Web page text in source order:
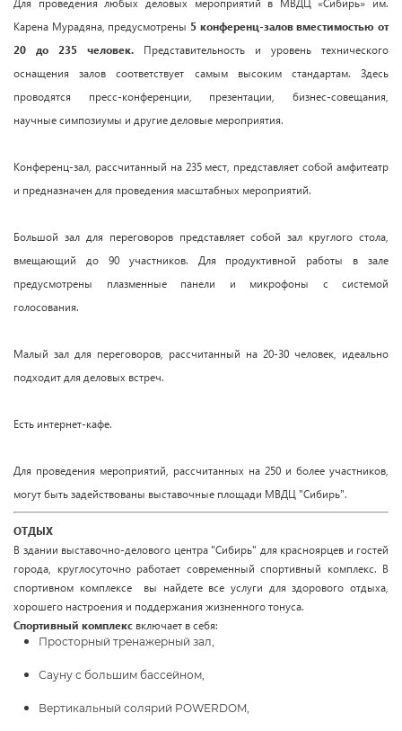
Для проведения любых деловых мероприятий в МВДЦ «Сибирь» им.
Карена Мурадяна, предусмотрены 5 конференц-залов вместимостью от
20 до 235 человек. Представительность и уровень технического
оснащения залов соответствует самым высоким стандартам. Здесь
проводятся пресс-конференции, презентации, бизнес-совещания,
научные симпозиумы и другие деловые мероприятия.
Конференц-зал, рассчитанный на 235 мест, представляет собой амфитеатр
и предназначен для проведения масштабных мероприятий.
Большой зал для переговоров представляет собой зал круглого стола,
вмещающий до 90 участников. Для продуктивной работы в зале
предусмотрены плазменные панели и микрофоны с системой
голосования.
Малый зал для переговоров, рассчитанный на 20-30 человек, идеально
подходит для деловых встреч.
Есть интернет-кафе.
Для проведения мероприятий, рассчитанных на 250 и более участников,
могут быть задействованы выставочные площади МВДЦ "Сибирь".
ОТДЫХ
В здании выставочно-делового центра "Сибирь" для красноярцев и гостей
города, круглосуточно работает современный спортивный комплекс. В
спортивном комплексе вы найдете все услуги для здорового отдыха,
хорошего настроения и поддержания жизненного тонуса.
Спортивный комплекс включает в себя:
Просторный тренажерный зал,
Сауну с большим бассейном,
Вертикальный солярий POWERDOM,